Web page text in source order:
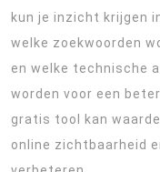
kun je inzicht krijgen
welke zoekwoorden
en welke technische
worden voor een
gratis tool kan
online zichtbaarheid